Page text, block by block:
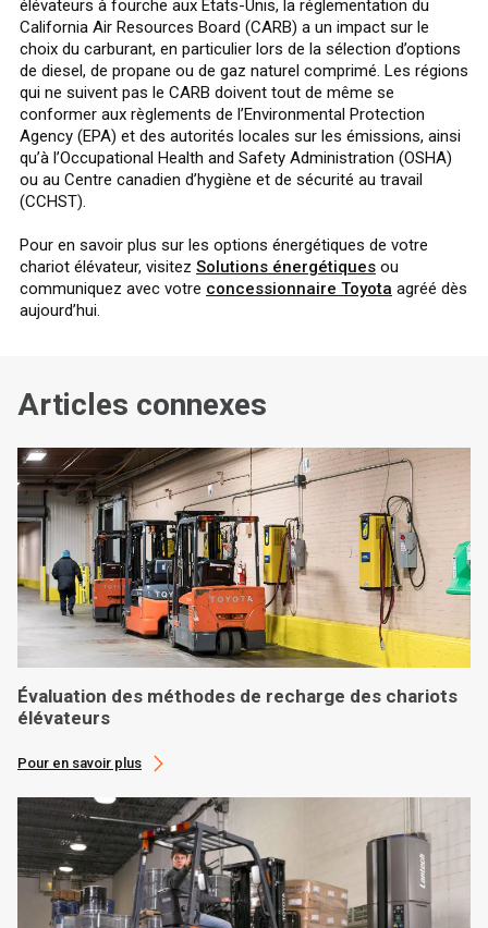
élévateurs à fourche aux États-Unis, la réglementation du
California Air Resources Board (CARB) a un impact sur le
choix du carburant, en particulier lors de la sélection d’options
de diesel, de propane ou de gaz naturel comprimé. Les régions
qui ne suivent pas le CARB doivent tout de même se
conformer aux règlements de l’Environmental Protection
Agency (EPA) et des autorités locales sur les émissions, ainsi
qu’à l’Occupational Health and Safety Administration (OSHA)
ou au Centre canadien d’hygiène et de sécurité au travail
(CCHST).
Pour en savoir plus sur les options énergétiques de votre
chariot élévateur, visitez Solutions énergétiques ou
communiquez avec votre concessionnaire Toyota agréé dès
aujourd’hui.
Articles connexes
Évaluation des méthodes de recharge des chariots
élévateurs
Pour en savoir plus